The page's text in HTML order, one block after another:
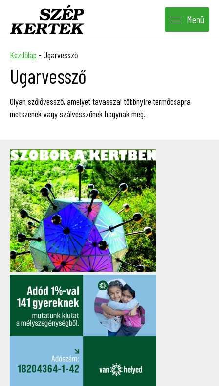
Menü
Kezdőlap - Ugarvessző
Ugarvessző
Olyan szőlővessző, amelyet tavasszal többnyire termőcsapra
metszenek vagy szálvesszőnek hagynak meg.